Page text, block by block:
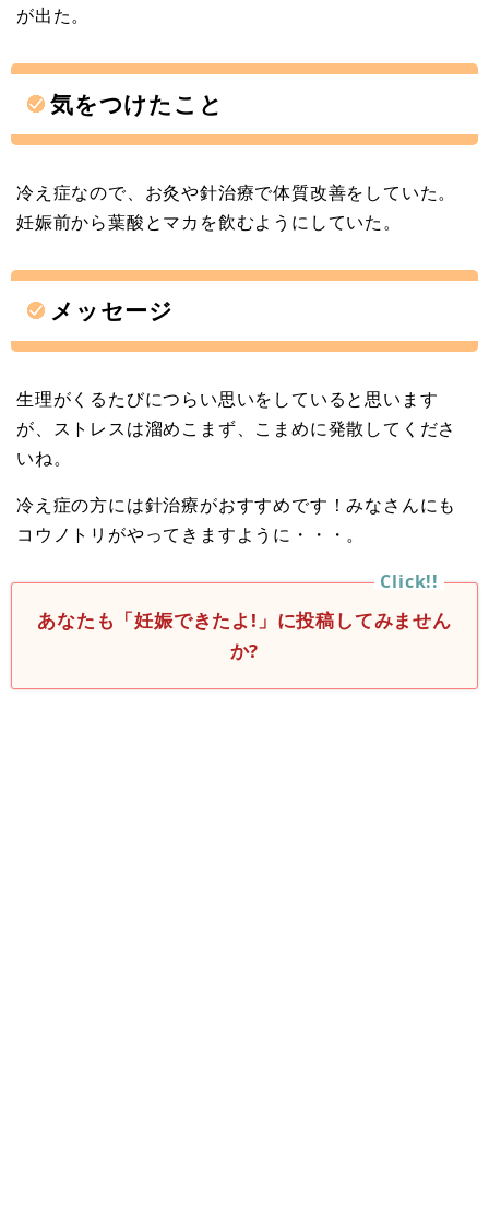
が出た。
気をつけたこと
冷え症なので、お灸や針治療で体質改善をしていた。
妊娠前から葉酸とマカを飲むようにしていた。
メッセージ
生理がくるたびにつらい思いをしていると思います
が、ストレスは溜めこまず、こまめに発散してくださ
いね。
冷え症の方には針治療がおすすめです！みなさんにも
コウノトリがやってきますように・・・。
あなたも「妊娠できたよ!」に投稿してみません
か?